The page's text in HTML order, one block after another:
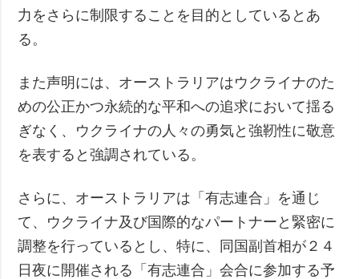
力をさらに制限することを目的としているとあ
る。
また声明には、オーストラリアはウクライナのた
めの公正かつ永続的な平和への追求において揺る
ぎなく、ウクライナの人々の勇気と強靭性に敬意
を表すると強調されている。
さらに、オーストラリアは「有志連合」を通じ
て、ウクライナ及び国際的なパートナーと緊密に
調整を行っているとし、特に、同国副首相が２４
日夜に開催される「有志連合」会合に参加する予